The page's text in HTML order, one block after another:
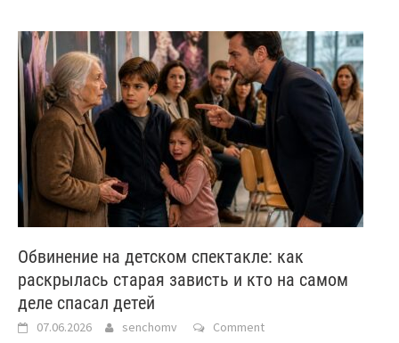
Обвинение на детском спектакле: как
раскрылась старая зависть и кто на самом
деле спасал детей
07.06.2026 senchomv Comment